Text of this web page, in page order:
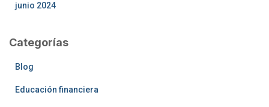
junio 2024
Categorías
Blog
Educación financiera